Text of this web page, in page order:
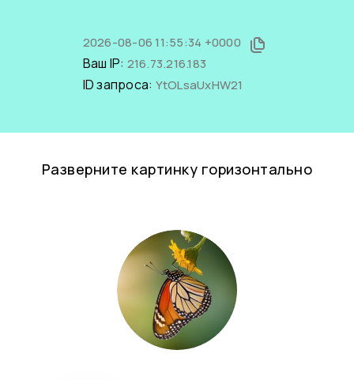
2026-08-06 11:55:34 +0000
Ваш IP: 216.73.216.183
ID запроса: YtOLsaUxHW21
Разверните картинку горизонтально